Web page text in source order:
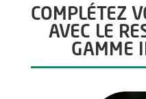
COMPLÉTEZ
AVEC LE
GAMME